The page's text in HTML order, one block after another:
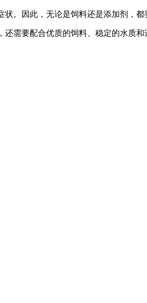
。因此，无论是饲料还是添加剂，都
需要配合优质的饲料、稳定的水质